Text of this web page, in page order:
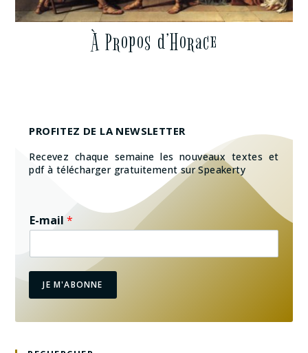
À Propos d’Horace
PROFITEZ DE LA NEWSLETTER
Recevez chaque semaine les nouveaux textes et
pdf à télécharger gratuitement sur Speakerty
E-mail*
JE M'ABONNE